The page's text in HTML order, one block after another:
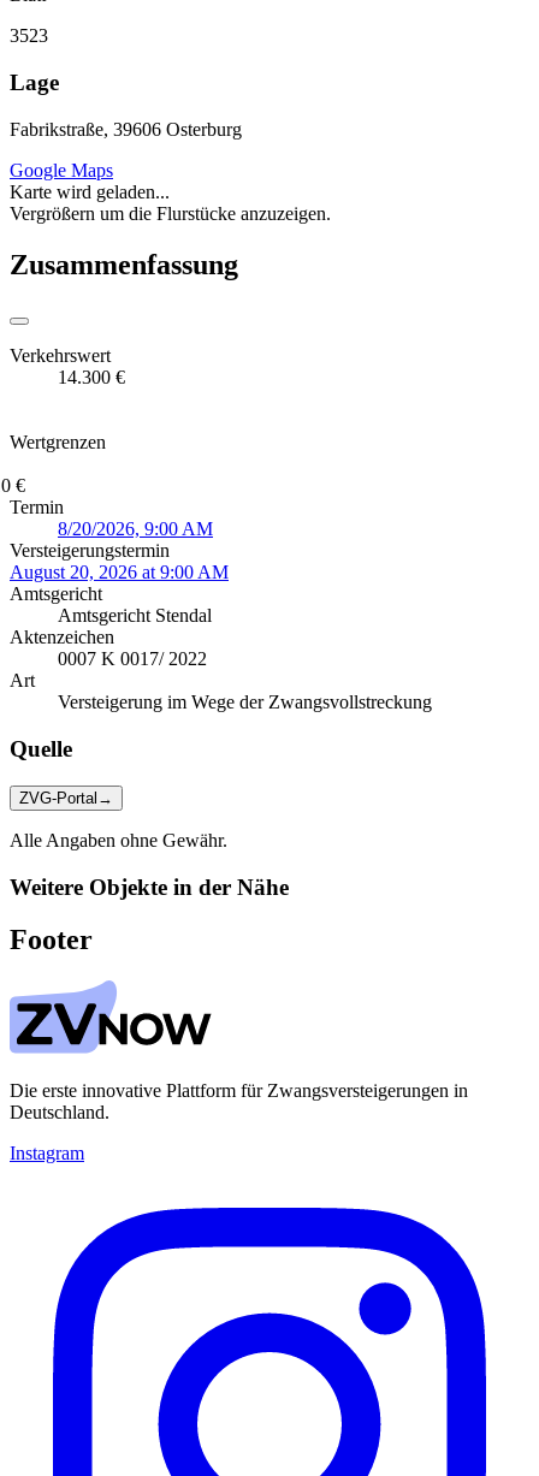
3523
Lage
Fabrikstraße, 39606 Osterburg
Google Maps
Karte wird geladen...
Vergrößern um die Flurstücke anzuzeigen.
Zusammenfassung
Verkehrswert
14.300 €
Wertgrenzen
€
Termin
8/20/2026, 9:00 AM
Versteigerungstermin
August 20, 2026 at 9:00 AM
Amtsgericht
Amtsgericht Stendal
Aktenzeichen
0007 K 0017/ 2022
Art
Versteigerung im Wege der Zwangsvollstreckung
Quelle
ZVG-Portal →
Alle Angaben ohne Gewähr.
Weitere Objekte in der Nähe
Footer
Die erste innovative Plattform für Zwangsversteigerungen in
Deutschland.
Instagram